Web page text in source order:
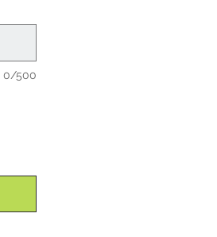
0/500